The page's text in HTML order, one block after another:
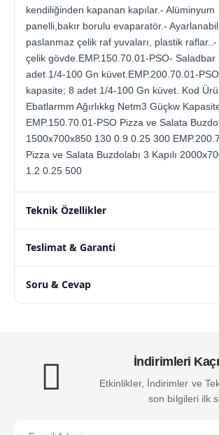
kendiliğinden kapanan kapılar.- Alüminyum
panelli,bakır borulu evaparatör.-
paslanmaz çelik raf yuvaları, plastik
çelik gövde.EMP.150.70.01-PSO- Saladbar
adet 1/4-100 Gn küvet.EMP.200.70.01-
kapasite; 8 adet 1/4-100 Gn küvet. Kod
Ebatlarmm Ağırlıkkg Netm3 Güçkw
EMP.150.70.01-PSO Pizza ve Salata
1500x700x850 130 0.9 0.25 300
Pizza ve Salata Buzdolabı 3 Kapılı
1.2 0.25 500
Teknik Özellikler
Teslimat & Garanti
Soru & Cevap
İndirimleri
Etkinlikler, İndirimler ve
son bilgileri ilk